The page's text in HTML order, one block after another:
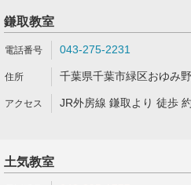
鎌取教室
043-275-2231
千葉県千葉市緑区おゆみ
JR外房線 鎌取より 徒歩
土気教室